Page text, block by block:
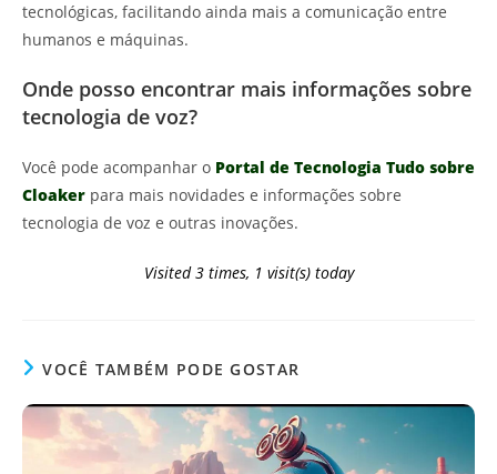
tecnológicas, facilitando ainda mais a comunicação entre
humanos e máquinas.
Onde posso encontrar mais informações sobre
tecnologia de voz?
Você pode acompanhar o Portal de Tecnologia Tudo sobre
Cloaker para mais novidades e informações sobre
tecnologia de voz e outras inovações.
Visited 3 times, 1 visit(s) today
VOCÊ TAMBÉM PODE GOSTAR